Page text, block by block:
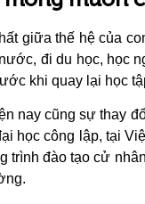
giữa thế hệ của
đi du học, học
khi quay lại học
nay cũng sự thay
học công lập, tại
đào tạo cử